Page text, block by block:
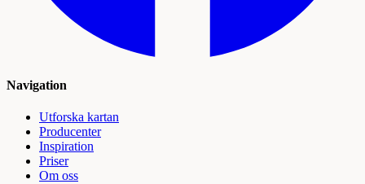
Navigation
Utforska kartan
Producenter
Inspiration
Priser
Om oss